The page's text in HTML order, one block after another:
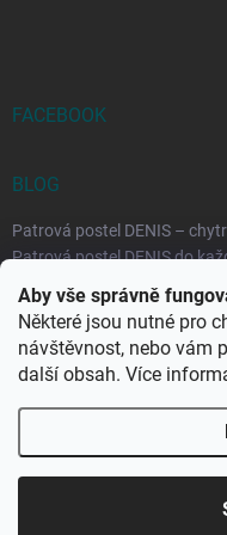
Aby vše správně
Některé jsou nutné pro
návštěvnost, nebo vám
další obsah. Více
FACEBOOK
BLOG
Patrová postel DENIS –
Patrová postel DENIS do
Rozkládací postele RELAX
každodenní spaní
Rozkládací postel, která se
Copyright 2026DK-